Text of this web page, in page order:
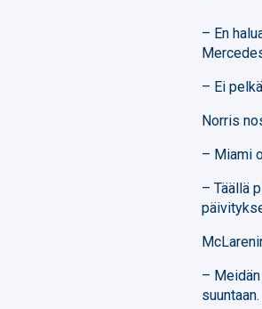
– En
– Ei
Norris
– Miami
– Täällä
–
suuntaan.